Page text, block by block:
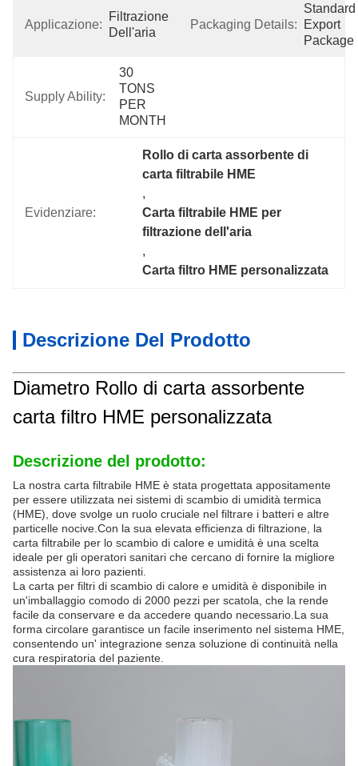
Applicazione:
Filtrazione
Dell'aria
Packaging Details:
Standard
Export
Package
Supply Ability:
30
TONS
PER
MONTH
Evidenziare:
Rollo di carta assorbente di
carta filtrabile HME
,
Carta filtrabile HME per
filtrazione dell'aria
,
Carta filtro HME personalizzata
Descrizione Del Prodotto
Diametro Rollo di carta assorbente
carta filtro HME personalizzata
Descrizione del prodotto:
La nostra carta filtrabile HME è stata progettata appositamente
per essere utilizzata nei sistemi di scambio di umidità termica
(HME), dove svolge un ruolo cruciale nel filtrare i batteri e altre
particelle nocive.Con la sua elevata efficienza di filtrazione, la
carta filtrabile per lo scambio di calore e umidità è una scelta
ideale per gli operatori sanitari che cercano di fornire la migliore
assistenza ai loro pazienti.
La carta per filtri di scambio di calore e umidità è disponibile in
un'imballaggio comodo di 2000 pezzi per scatola, che la rende
facile da conservare e da accedere quando necessario.La sua
forma circolare garantisce un facile inserimento nel sistema HME,
consentendo un' integrazione senza soluzione di continuità nella
cura respiratoria del paziente.